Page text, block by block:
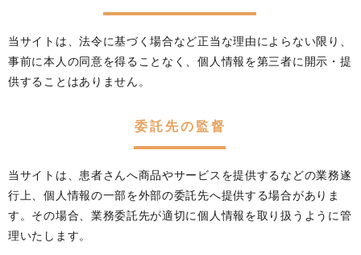
当サイトは、法令に基づく場合など正当な理由によらない限り、
事前に本人の同意を得ることなく、個人情報を第三者に開示・提
供することはありません。
委託先の監督
当サイトは、患者さんへ商品やサービスを提供するなどの業務遂
行上、個人情報の一部を外部の委託先へ提供する場合がありま
す。その場合、業務委託先が適切に個人情報を取り扱うように管
理いたします。